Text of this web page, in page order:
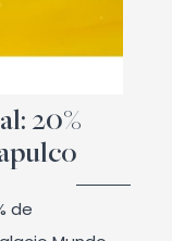
20%
de